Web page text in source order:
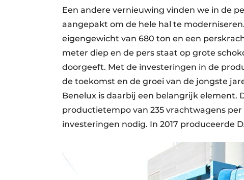
Een andere vernieuwing vinden we in de
aangepakt om de hele hal te
eigengewicht van 680 ton en een
meter diep en de pers staat op grote
doorgeeft. Met de investeringen in de
de toekomst en de groei van de jongste
Benelux is daarbij een belangrijk element.
productietempo van 235 vrachtwagens
investeringen nodig. In 2017 produceerde